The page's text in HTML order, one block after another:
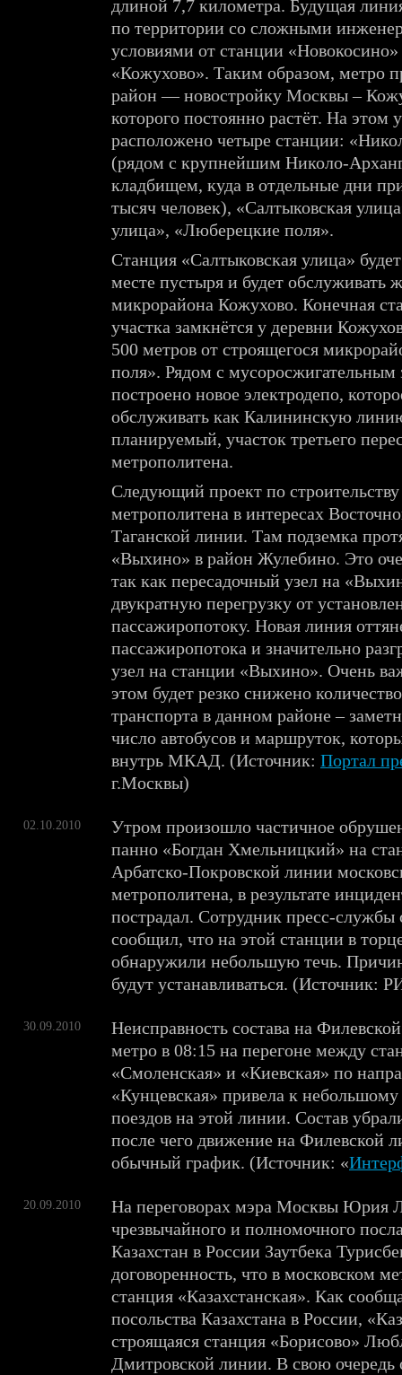
длиной 7,7 километра. Будущая
по территории со сложными
условиями от станции
«Кожухово». Таким образом, метро
район — новостройку Москвы –
которого постоянно растёт. На этом
расположено четыре станции:
(рядом с крупнейшим Николо-
кладбищем, куда в отдельные дни
тысяч человек), «Салтыковская
улица», «Люберецкие поля».
Станция «Салтыковская улица»
месте пустыря и будет обслуживать
микрорайона Кожухово. Конечная
участка замкнётся у деревни
500 метров от строящегося
поля». Рядом с мусоросжигательным
построено новое электродепо,
обслуживать как Калининскую
планируемый, участок третьего
метрополитена.
Следующий проект по строительству
метрополитена в интересах
Таганской линии. Там подземка
«Выхино» в район Жулебино. Это
так как пересадочный узел на
двукратную перегрузку от
пассажиропотоку. Новая линия
пассажиропотока и значительно
узел на станции «Выхино». Очень
этом будет резко снижено
транспорта в данном районе –
число автобусов и маршруток,
внутрь МКАД. (Источник: Портал
г.Москвы)
02.10.2010
Утром произошло частичное
панно «Богдан Хмельницкий» на
Арбатско-Покровской линии
метрополитена, в результате
пострадал. Сотрудник пресс-службы
сообщил, что на этой станции в
обнаружили небольшую течь.
будут устанавливаться. (Источник:
30.09.2010
Неисправность состава на
метро в 08:15 на перегоне между
«Смоленская» и «Киевская» по
«Кунцевская» привела к
поездов на этой линии. Состав
после чего движение на Филевской
обычный график. (Источник: «
20.09.2010
На переговорах мэра Москвы Юрия
чрезвычайного и полномочного
Казахстан в России Заутбека
договоренность, что в московском
станция «Казахстанская». Как
посольства Казахстана в России,
строящаяся станция «Борисово»
Дмитровской линии. В свою очередь